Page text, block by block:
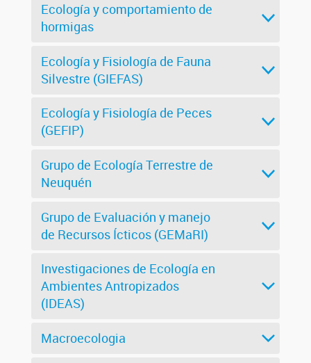
Ecología y comportamiento de
hormigas
Ecología y Fisiología de Fauna
Silvestre (GIEFAS)
Ecología y Fisiología de Peces
(GEFIP)
Grupo de Ecología Terrestre de
Neuquén
Grupo de Evaluación y manejo
de Recursos Ícticos (GEMaRI)
Investigaciones de Ecología en
Ambientes Antropizados
(IDEAS)
Macroecologia